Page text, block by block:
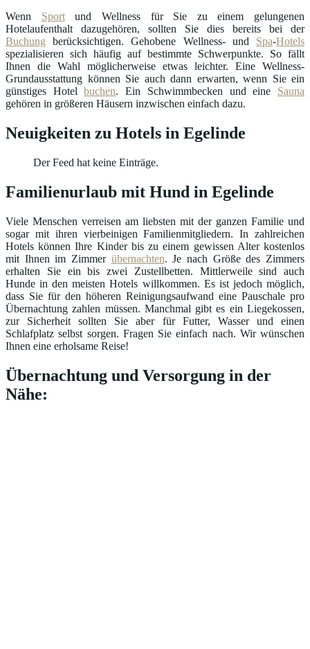
Wenn Sportund Wellness für Sie zu einem gelungenen
Hotelaufenthalt dazugehören, sollten Sie dies bereits bei der
Buchung berücksichtigen. Gehobene Wellness- und Spa-Hotels
spezialisieren sich häufig auf bestimmte Schwerpunkte. So fällt
Ihnen die Wahl möglicherweise etwas leichter. Eine Wellness-
Grundausstattung können Sie auch dann erwarten, wenn Sie ein
günstiges Hotelbuchen. Ein Schwimmbecken und eine Sauna
gehören in größeren Häusern inzwischen einfach dazu.
Neuigkeiten zu Hotels in Egelinde
Der Feed hat keine Einträge.
Familienurlaub mit Hund in Egelinde
Viele Menschen verreisen am liebsten mit der ganzen Familie und
sogar mit ihren vierbeinigen Familienmitgliedern. In zahlreichen
Hotels können Ihre Kinder bis zu einem gewissen Alter kostenlos
mit Ihnen im Zimmer übernachten. Je nach Größe des Zimmers
erhalten Sie ein bis zwei Zustellbetten. Mittlerweile sind auch
Hunde in den meisten Hotels willkommen. Es ist jedoch möglich,
dass Sie für den höheren Reinigungsaufwand eine Pauschale pro
Übernachtung zahlen müssen. Manchmal gibt es ein Liegekossen,
zur Sicherheit sollten Sie aber für Futter, Wasser und einen
Schlafplatz selbst sorgen. Fragen Sie einfach nach. Wir wünschen
Ihnen eine erholsame Reise!
Übernachtung und Versorgung in der
Nähe: